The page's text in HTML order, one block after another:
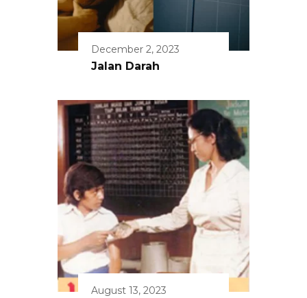
December 2, 2023
Jalan Darah
August 13, 2023